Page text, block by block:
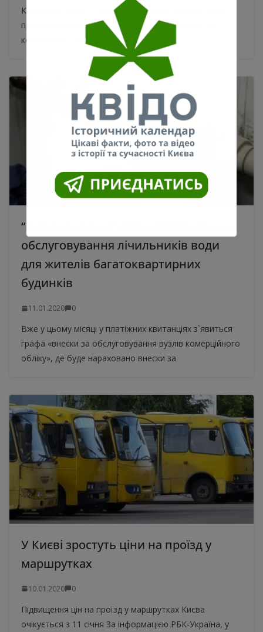
Київський Замок – Брама до королівств. Це історія
про Київський замок. Його називали Брамою до
королівств – саме він був
“Київводоканал” ввів нові внески на
обслуговування лічильників води
для жителів багатоквартирних
будинків
11.01.2020 0
Вже у цьому місяці у платіжних квитанціях з`явиться
графа «внески за обслуговування вузлів комерційного
обліку», де буде нараховано внески за
У Києві зростуть ціни на проїзд у
маршрутках
10.01.2020 0
Підвищення цін на проїзд у маршрутках Києва
очікується з 11 січня За інформацією РБК-Україна, у